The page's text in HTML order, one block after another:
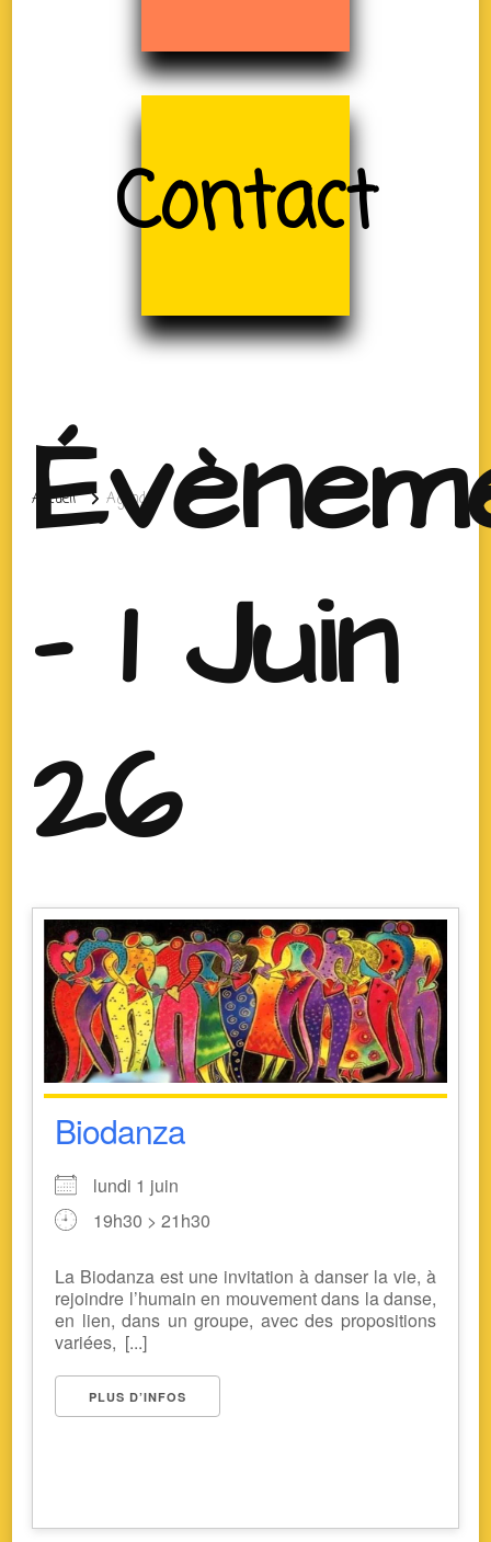
Accueil Agenda
- 1 Juin
26
Biodanza
lundi 1 juin
19h30 > 21h30
La Biodanza est une invitation à danser la vie, à
rejoindre l’humain en mouvement dans la danse,
en lien, dans un groupe, avec des propositions
variées, [...]
PLUS D’INFOS
Contact